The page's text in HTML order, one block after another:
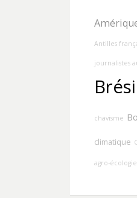
Antilles
journalistes
chavisme
climatique
agro-écologie